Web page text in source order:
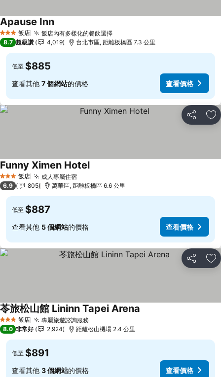
3 星級 飯店 飯店內有多樣化的餐飲選擇
Apause Inn
8.7 超級讚 4,019 台北市區, 距離板橋區 7.3 公里
低至 $885
查看其他 7 個網站的價格 查看價格
分享 加
3 星級 飯店 成人專屬住宿
Funny Ximen Hotel
6.9 805 萬華區, 距離板橋區 6.6 公里
低至 $887
查看其他 5 個網站的價格 查看價格
分享 加
3 星級 飯店 專屬旅遊諮詢服務
苓旅松山館 Lininn Tapei Arena
8.0 非常好 2,924 距離松山機場 2.4 公里
低至 $891
查看其他 3 個網站的價格 查看價格